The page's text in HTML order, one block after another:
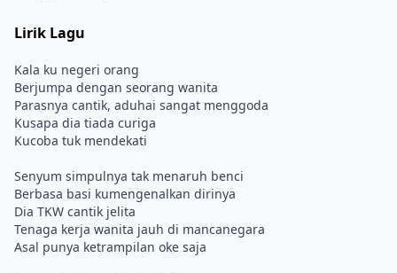
Lirik Lagu
Kala ku negeri orang
Berjumpa dengan seorang wanita
Parasnya cantik, aduhai sangat menggoda
Kusapa dia tiada curiga
Kucoba tuk mendekati
Senyum simpulnya tak menaruh benci
Berbasa basi kumengenalkan dirinya
Dia TKW cantik jelita
Tenaga kerja wanita jauh di mancanegara
Asal punya ketrampilan oke saja